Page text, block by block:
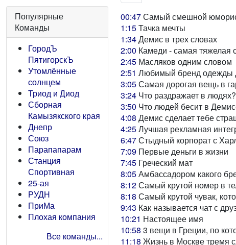
Популярные
Команды
ГородЪ
ПятигорскЪ
Утомлённые
солнцем
Триод и Диод
Сборная
Камызякского края
Днепр
Союз
Парапапарам
Станция
Спортивная
25-ая
РУДН
ПриМа
Плохая компания
Все команды...
00:47Самый смешной
1:15Тачка мечты
1:34Демис в трех словах
2:00 Камеди - самая тяжелая
2:45 Масляков одним словом
2:51 Любимый бренд одежды
3:05Самая дорогая вещь в
3:24 Что раздражает в людях?
3:50 Что людей бесит в
4:08 Демис сделает тебе
4:25Лучшая рекламная
6:47Стыдный корпорат с
7:09 Первые деньги в жизни
7:45 Греческий мат
8:05Амбассадором какого
8:12Самый крутой номер в
8:18 Самый крутой чувак,
9:43 Как называется чат с
10:21 Настоящее имя
10:58 3 вещи в Греции, по
11:18 Жизнь в Москве тремя